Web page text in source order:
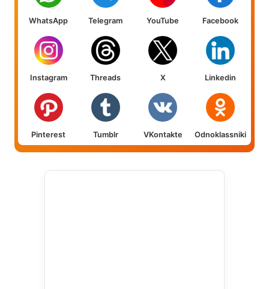
WhatsApp Telegram YouTube Facebook
Instagram Threads X Linkedin
Pinterest Tumblr VKontakte Odnoklassniki